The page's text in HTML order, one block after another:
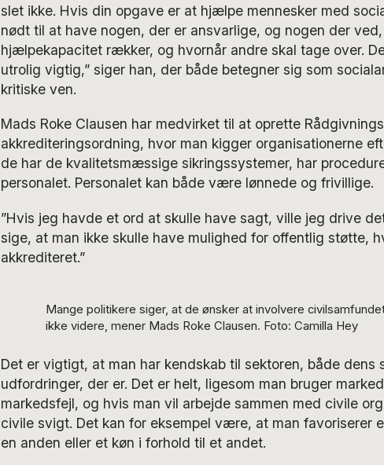
slet ikke. Hvis din opgave er at hjælpe mennesker med
nødt til at have nogen, der er ansvarlige, og nogen der
hjælpekapacitet rækker, og hvornår andre skal tage over.
utrolig vigtig,” siger han, der både betegner sig som
kritiske ven.
Mads Roke Clausen har medvirket til at oprette
akkrediteringsordning, hvor man kigger organisationerne
de har de kvalitetsmæssige sikringssystemer, har
personalet. Personalet kan både være lønnede og frivillige.
”Hvis jeg havde et ord at skulle have sagt, ville jeg drive
sige, at man ikke skulle have mulighed for offentlig støtte,
akkrediteret.”
Mange politikere siger, at de ønsker at involvere
ikke videre, mener Mads Roke Clausen. Foto: Camilla Hey
Det er vigtigt, at man har kendskab til sektoren, både dens
udfordringer, der er. Det er helt, ligesom man bruger
markedsfejl, og hvis man vil arbejde sammen med civile
civile svigt. Det kan for eksempel være, at man favoriserer
en anden eller et køn i forhold til et andet.